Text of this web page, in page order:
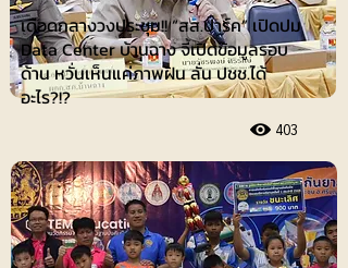
เดือดกลางวงประชุม!! “สส.ปาร์ค” เปิดปม
Data Center บ้านฉาง จี้เปิดข้อมูลรอบ
ด้าน หวั่นเห็นแค่ภาพฝัน ลั่น ปชช.ได้
อะไร?!?
403